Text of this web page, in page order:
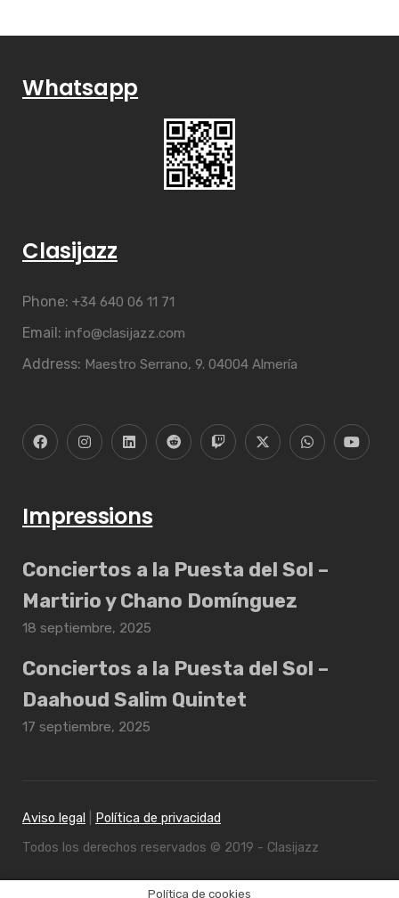
Whatsapp
Clasijazz
Phone: +34 640 06 11 71
Email: info@clasijazz.com
Address: Maestro Serrano, 9. 04004 Almería
Impressions
Conciertos a la Puesta del Sol –
Martirio y Chano Domínguez
18 septiembre, 2025
Conciertos a la Puesta del Sol –
Daahoud Salim Quintet
17 septiembre, 2025
Aviso legal
Política de privacidad
Todos los derechos reservados © 2019 - Clasijazz
Política de cookies